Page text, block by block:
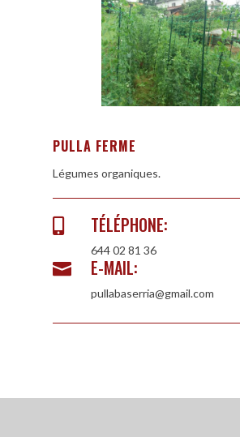
PULLA FERME
Légumes organiques.
 TÉLÉPHONE:
644 02 81 36
 E-MAIL:
pullabaserria@gmail.com